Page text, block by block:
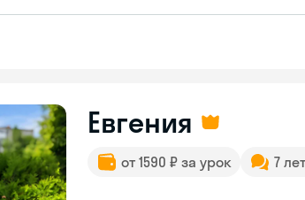
Евгения
от 1590 ₽ за урок 7